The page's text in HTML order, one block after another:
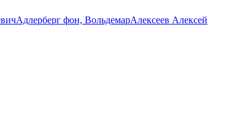
Адлерберг фон, ВольдемарАлексеев Алексей